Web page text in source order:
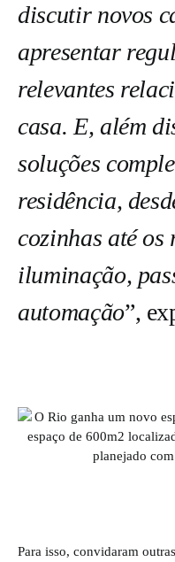
discutir novos
apresentar
relevantes
casa. E, além
soluções
residência,
cozinhas até os
iluminação,
automação”,
Para isso, convidaram